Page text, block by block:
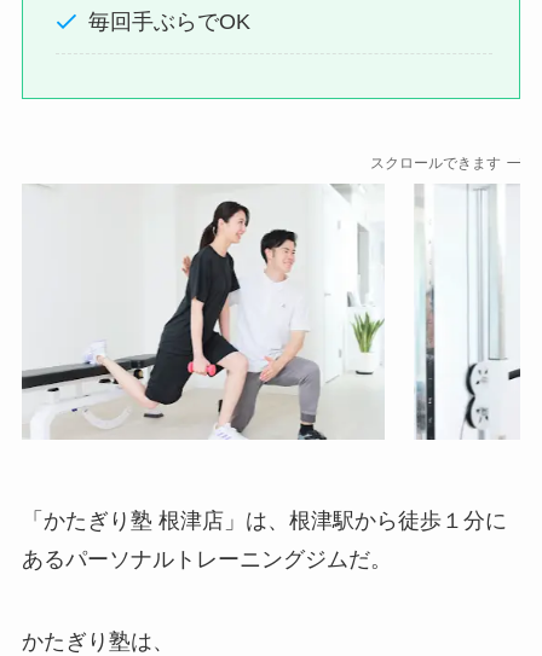
毎回手ぶらでOK
スクロールできます
「かたぎり塾 根津店」は、根津駅から徒歩１分に
あるパーソナルトレーニングジムだ。
かたぎり塾は、